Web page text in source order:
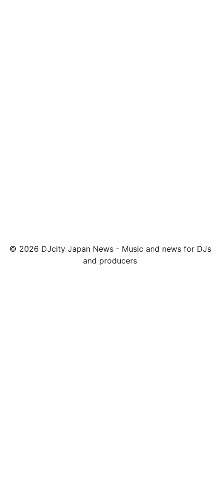
© 2026 DJcity Japan News - Music and news for DJs
and producers